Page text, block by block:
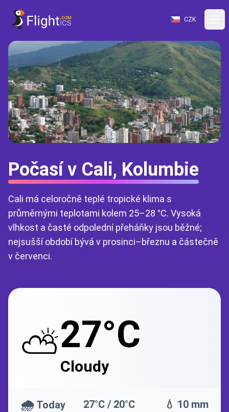
CZK
Počasí v Cali, Kolumbie
Cali má celoročně teplé tropické klima s
průměrnými teplotami kolem 25–28 °C. Vysoká
vlhkost a časté odpolední přeháňky jsou běžné;
nejsušší období bývá v prosinci–březnu a částečně
v červenci.
⛅27°C
Cloudy
🌧️ Today 27°C / 20°C 💧 10 mm